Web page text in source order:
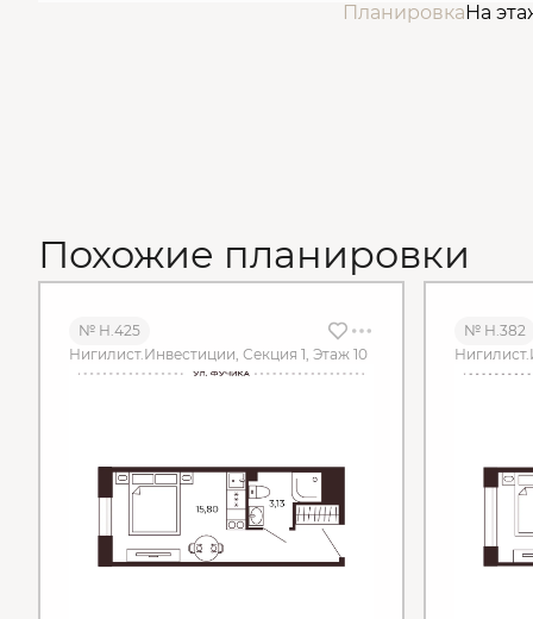
ПланировкаНа
Похожие планировки
№ Н.425
Нигилист.Инвестиции, Секция 1, Этаж 10
№ Н.382